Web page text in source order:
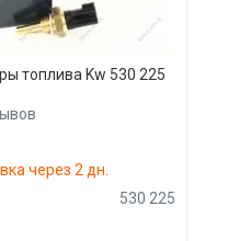
топлива Kw 530 225
через 2 дн.
530 225